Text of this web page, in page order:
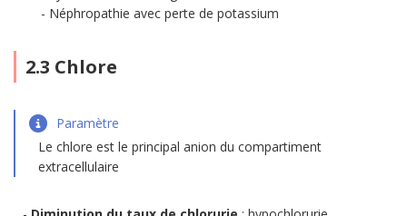
Néphropathie avec perte de potassium
2.3 Chlore
Paramètre
Le chlore est le principal anion du compartiment
extracellulaire